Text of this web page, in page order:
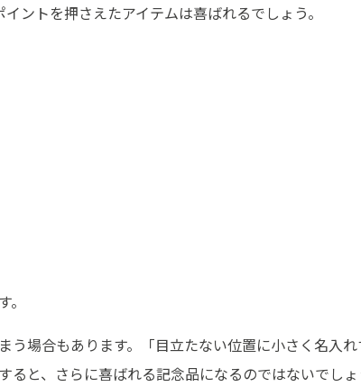
ントを押さえたアイテムは喜ばれるでしょう。
う場合もあります。「目立たない位置に小さく名入
と、さらに喜ばれる記念品になるのではないでしょ